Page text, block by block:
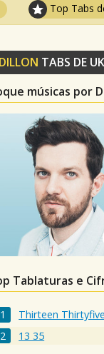
Top Tabs
DILLON TABS DE
músicas por
Tablaturas e
Thirteen Thirtyfive
13 35